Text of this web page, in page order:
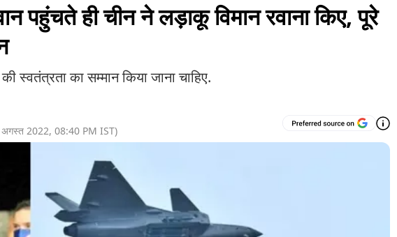
पहुंचते ही चीन ने लड़ाकू विमान रवाना किए, पूरे
स्वतंत्रता का सम्मान किया जाना चाहिए.
2022, 08:40 PM IST)